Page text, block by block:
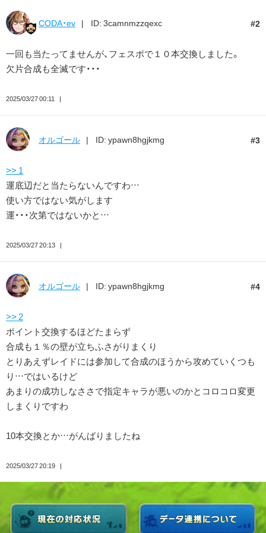
2
CODA・ev ID: 3camnmzzqexc
一回も当たってませんが、フェスポで１０本交換しました。
欠片合成も全滅です・・・
2025/03/27 00:11
3
オルゴール ID: ypawn8hgjkmg
>> 1
運底辺だと当たらないんですわ…
使い方ではない気がします
運・・・次第ではないかと…
2025/03/27 20:13
4
オルゴール ID: ypawn8hgjkmg
>> 2
ポイント交換するほどたまらず
合成も１％の壁が立ちふさがりまくり
とりあえずレイドには参加して合成のほうから攻めていくつも
り…ではいるけど
あまりの成功しなささで指定キャラが悪いのかとコロコロ変更
しまくりですわ
10本交換とか…がんばりましたね
2025/03/27 20:19